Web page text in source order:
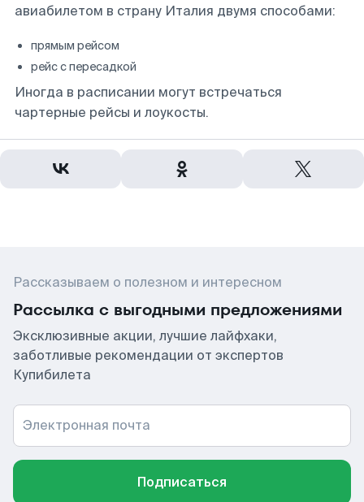
авиабилетом в страну Италия двумя способами:
прямым рейсом
рейс с пересадкой
Иногда в расписании могут встречаться
чартерные рейсы и лоукосты.
Рассказываем о полезном и интересном
Рассылка с выгодными предложениями
Эксклюзивные акции, лучшие лайфхаки,
заботливые рекомендации от экспертов
Купибилета
Электронная почта
Подписаться